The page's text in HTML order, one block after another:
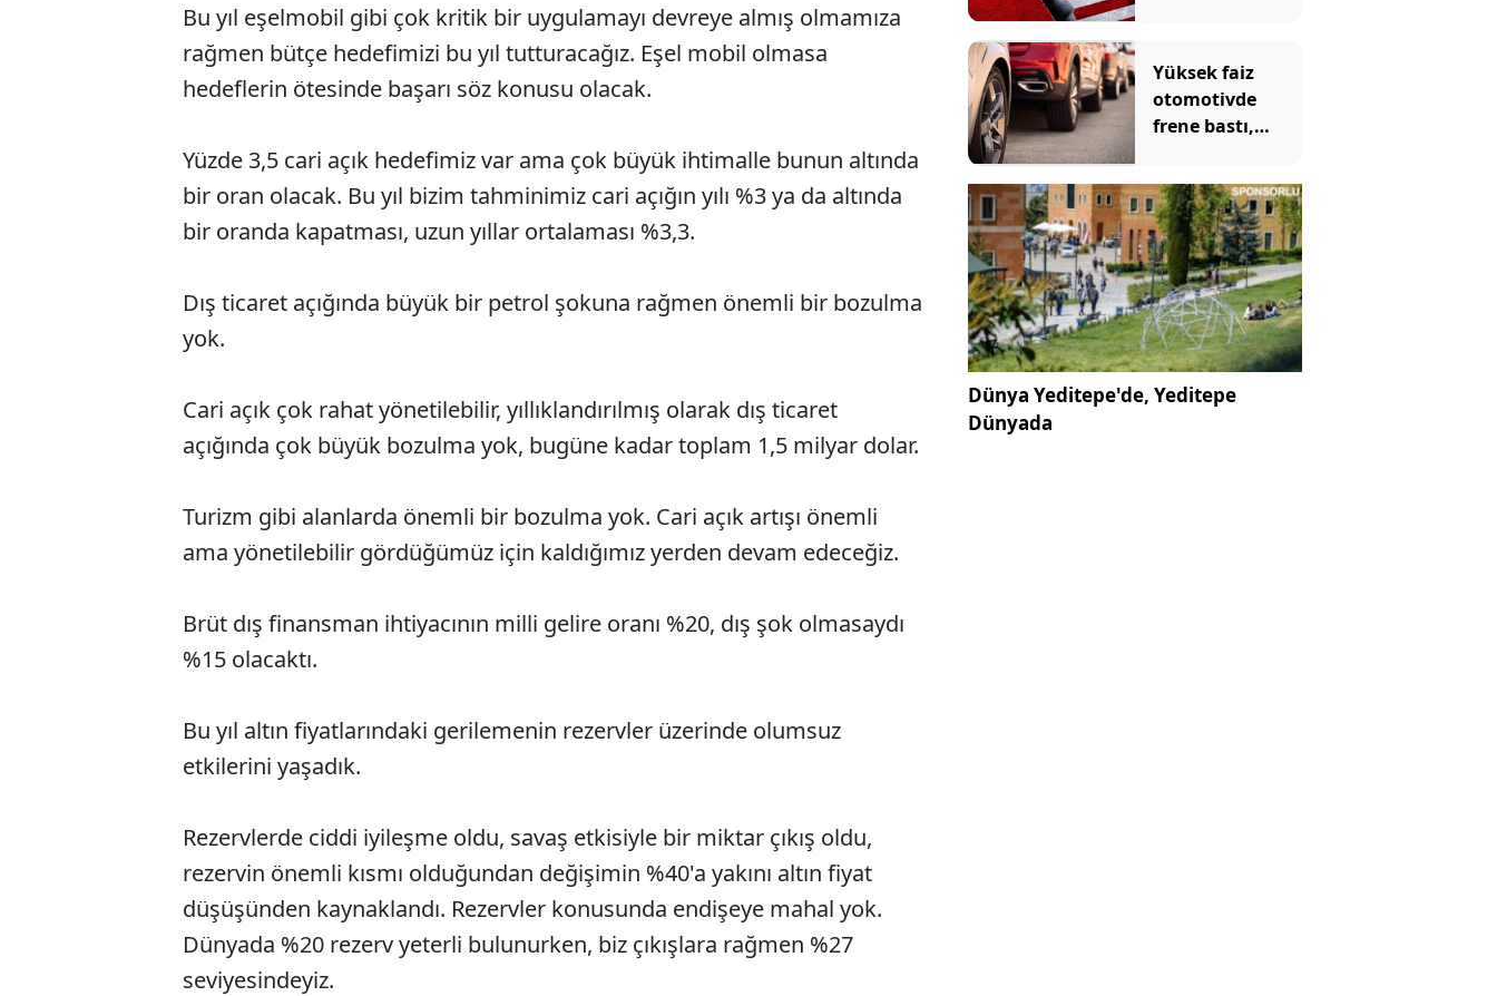
Bu yıl eşelmobil gibi çok kritik bir uygulamayı devreye almış olmamıza
rağmen bütçe hedefimizi bu yıl tutturacağız. Eşel mobil olmasa
hedeflerin ötesinde başarı söz konusu olacak.
Yüzde 3,5 cari açık hedefimiz var ama çok büyük ihtimalle bunun altında
bir oran olacak. Bu yıl bizim tahminimiz cari açığın yılı %3 ya da altında
bir oranda kapatması, uzun yıllar ortalaması %3,3.
Dış ticaret açığında büyük bir petrol şokuna rağmen önemli bir bozulma
yok.
Cari açık çok rahat yönetilebilir, yıllıklandırılmış olarak dış ticaret
açığında çok büyük bozulma yok, bugüne kadar toplam 1,5 milyar dolar.
Turizm gibi alanlarda önemli bir bozulma yok. Cari açık artışı önemli
ama yönetilebilir gördüğümüz için kaldığımız yerden devam edeceğiz.
Brüt dış finansman ihtiyacının milli gelire oranı %20, dış şok olmasaydı
%15 olacaktı.
Bu yıl altın fiyatlarındaki gerilemenin rezervler üzerinde olumsuz
etkilerini yaşadık.
Rezervlerde ciddi iyileşme oldu, savaş etkisiyle bir miktar çıkış oldu,
rezervin önemli kısmı olduğundan değişimin %40'a yakını altın fiyat
düşüşünden kaynaklandı. Rezervler konusunda endişeye mahal yok.
Dünyada %20 rezerv yeterli bulunurken, biz çıkışlara rağmen %27
seviyesindeyiz.
Yüksek faiz
otomotivde
frene bastı,
derinleşebilir
Dünya Yeditepe'de, Yeditepe
Dünyada